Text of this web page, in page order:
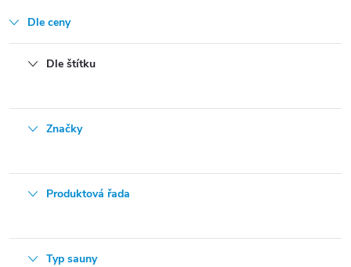
Dle ceny
Dle štítku
Značky
Produktová řada
Typ sauny